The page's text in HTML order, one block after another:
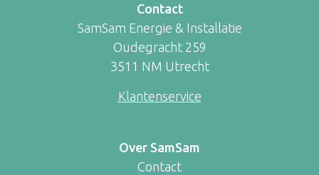
Contact
SamSam Energie & Installatie
Oudegracht 259
3511 NM Utrecht
Klantenservice
Over SamSam
Contact